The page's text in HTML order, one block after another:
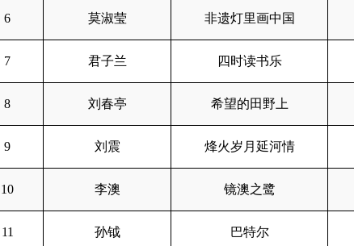
6 莫淑莹 非遗灯里画中国
7 君子兰 四时读书乐
8 刘春亭 希望的田野上
9 刘震 烽火岁月延河情
10 李澳 镜澳之鹭
11 孙钺 巴特尔